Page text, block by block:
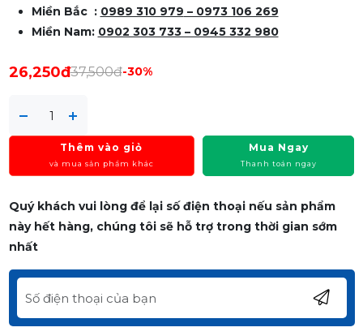
Miền Bắc : 0989 310 979 – 0973 106 269
Miền Nam: 0902 303 733 – 0945 332 980
26,250đ37,500đ-30%
Thêm vào giỏ
và mua sản phẩm khác
Mua Ngay
Thanh toán ngay
Quý khách vui lòng để lại số điện thoại nếu sản phẩm
này hết hàng, chúng tôi sẽ hỗ trợ trong thời gian sớm
nhất